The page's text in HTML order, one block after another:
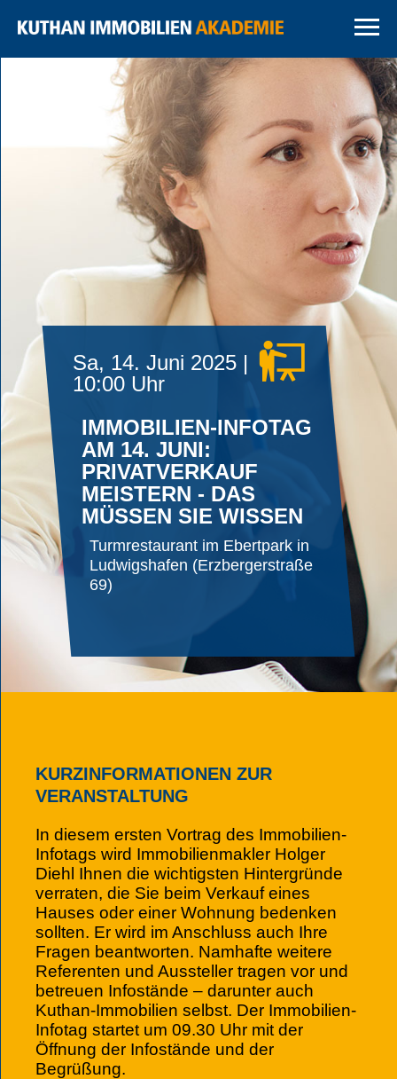
Sa, 14. Juni 2025 |
10:00 Uhr
IMMOBILIEN-INFOTAG
AM 14. JUNI:
PRIVATVERKAUF
MEISTERN - DAS
MÜSSEN SIE WISSEN
Turmrestaurant im Ebertpark in
Ludwigshafen (Erzbergerstraße
69)
KURZINFORMATIONEN ZUR
VERANSTALTUNG
In diesem ersten Vortrag des Immobilien-
Infotags wird Immobilienmakler Holger
Diehl Ihnen die wichtigsten Hintergründe
verraten, die Sie beim Verkauf eines
Hauses oder einer Wohnung bedenken
sollten. Er wird im Anschluss auch Ihre
Fragen beantworten. Namhafte weitere
Referenten und Aussteller tragen vor und
betreuen Infostände – darunter auch
Kuthan-Immobilien selbst. Der Immobilien-
Infotag startet um 09.30 Uhr mit der
Öffnung der Infostände und der
Begrüßung.